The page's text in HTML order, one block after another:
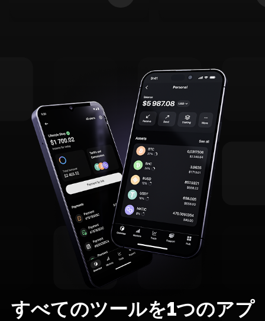
すべてのツールを1つのアプ